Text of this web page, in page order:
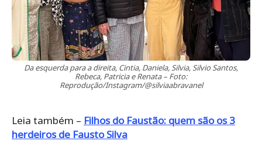
Da esquerda para a direita, Cintia, Daniela, Silvia, Silvio Santos,
Rebeca, Patricia e Renata – Foto:
Reprodução/Instagram/@silviaabravanel
Leia também – Filhos do Faustão: quem são os 3
herdeiros de Fausto Silva